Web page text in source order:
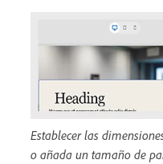
Establecer las
o añada un tamaño de